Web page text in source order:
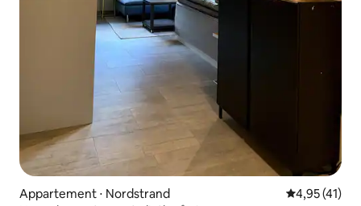
Appartement ⋅ Nordstrand Évaluation
4,95 (41)